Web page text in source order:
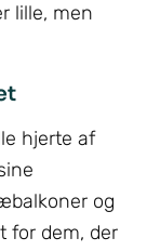
lille, men
hjerte af
og
for dem, der